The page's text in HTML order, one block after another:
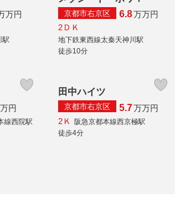
万円
駅
京都市右京区 6.8万万円
2ＤＫ
地下鉄東西線太秦天神川駅
徒歩10分
万円
線西院駅
田中ハイツ
京都市右京区 5.7万万円
2Ｋ
阪急京都本線西京極駅
徒歩4分